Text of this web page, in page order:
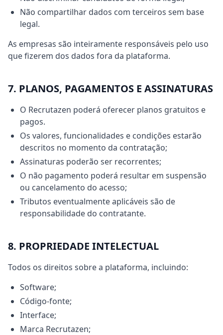
Não compartilhar dados com terceiros sem base
legal.
As empresas são inteiramente responsáveis pelo uso
que fizerem dos dados fora da plataforma.
7. PLANOS, PAGAMENTOS E ASSINATURAS
O Recrutazen poderá oferecer planos gratuitos e
pagos.
Os valores, funcionalidades e condições estarão
descritos no momento da contratação;
Assinaturas poderão ser recorrentes;
O não pagamento poderá resultar em suspensão
ou cancelamento do acesso;
Tributos eventualmente aplicáveis são de
responsabilidade do contratante.
8. PROPRIEDADE INTELECTUAL
Todos os direitos sobre a plataforma, incluindo:
Software;
Código-fonte;
Interface;
Marca Recrutazen;